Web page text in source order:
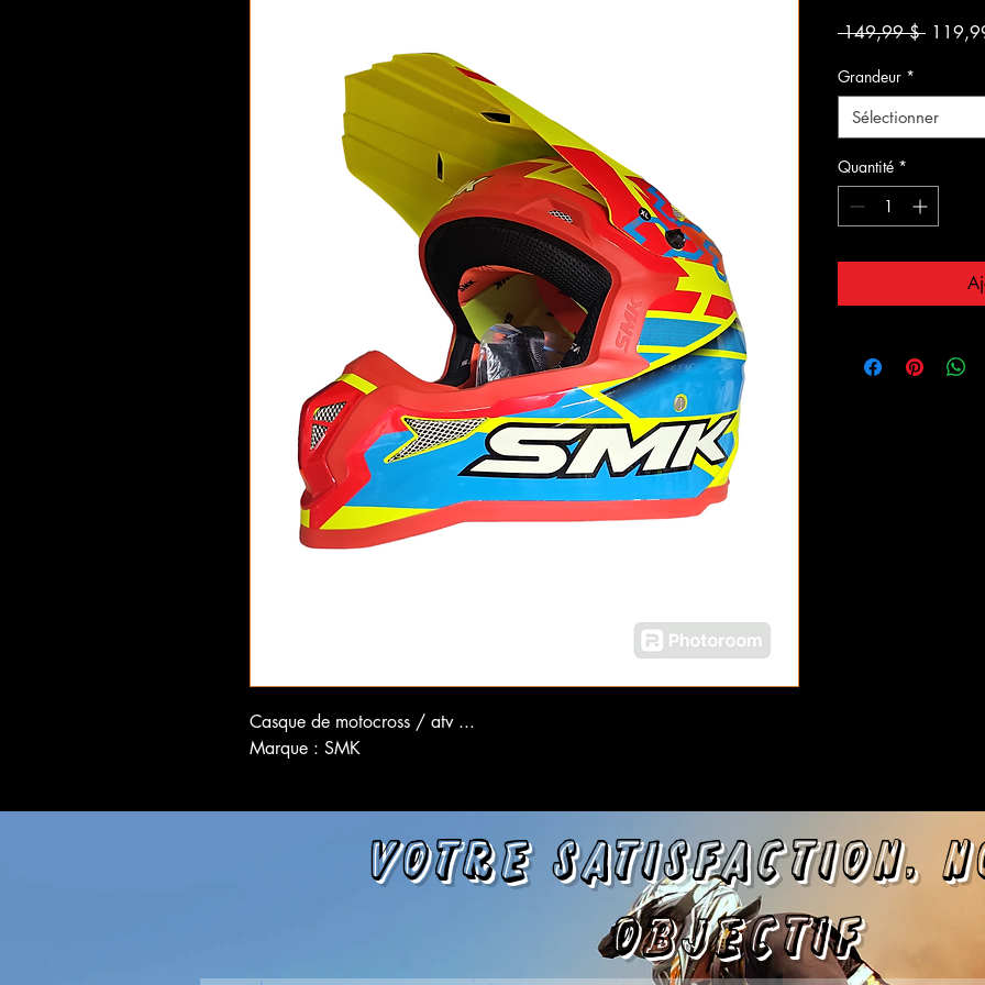
Casque de motocross / atv ...
Marque : SMK
149,99 $ Prix
Grandeur *
Sélectionner
Quantité *
Votre satisfaction,
objectif